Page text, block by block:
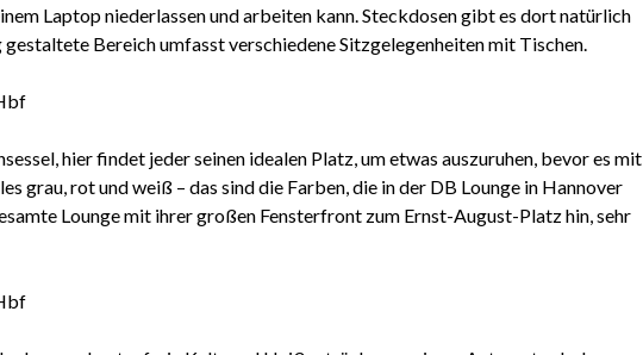
Laptop niederlassen und arbeiten kann. Steckdosen gibt es dort natürlich
Bereich umfasst verschiedene Sitzgelegenheiten mit Tischen.
hier findet jeder seinen idealen Platz, um etwas auszuruhen, bevor es mit
grau, rot und weiß – das sind die Farben, die in der DB Lounge in Hannover
Lounge mit ihrer großen Fensterfront zum Ernst-August-Platz hin, sehr